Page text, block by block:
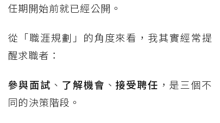
任期開始前就已經公開。
從「職涯規劃」的角度來看，我其實經常提
醒求職者：
參與面試 、 了解機會 、接受聘任 ，是三個不
同的決策階段。